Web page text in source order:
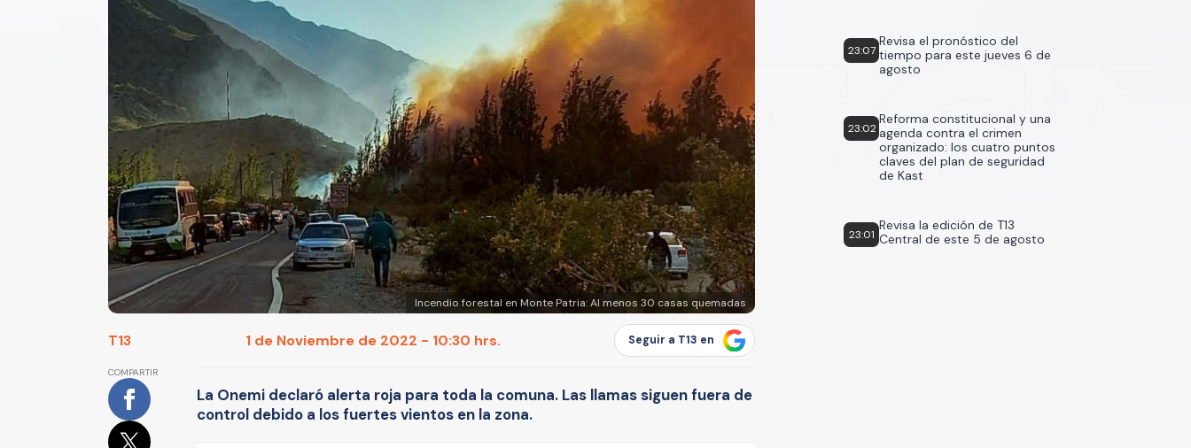
Incendio forestal en Monte Patria: Al menos 30 casas quemadas
T13 1 de Noviembre de 2022 - 10:30 hrs. Seguir a T13 en
COMPARTIR
La Onemi declaró alerta roja para toda la comuna. Las llamas siguen fuera de
control debido a los fuertes vientos en la zona.
23:07
Revisa el pronóstico del
tiempo para este jueves 6 de
agosto
23:02
Reforma constitucional y una
agenda contra el crimen
organizado: los cuatro puntos
claves del plan de seguridad
de Kast
23:01
Revisa la edición de T13
Central de este 5 de agosto